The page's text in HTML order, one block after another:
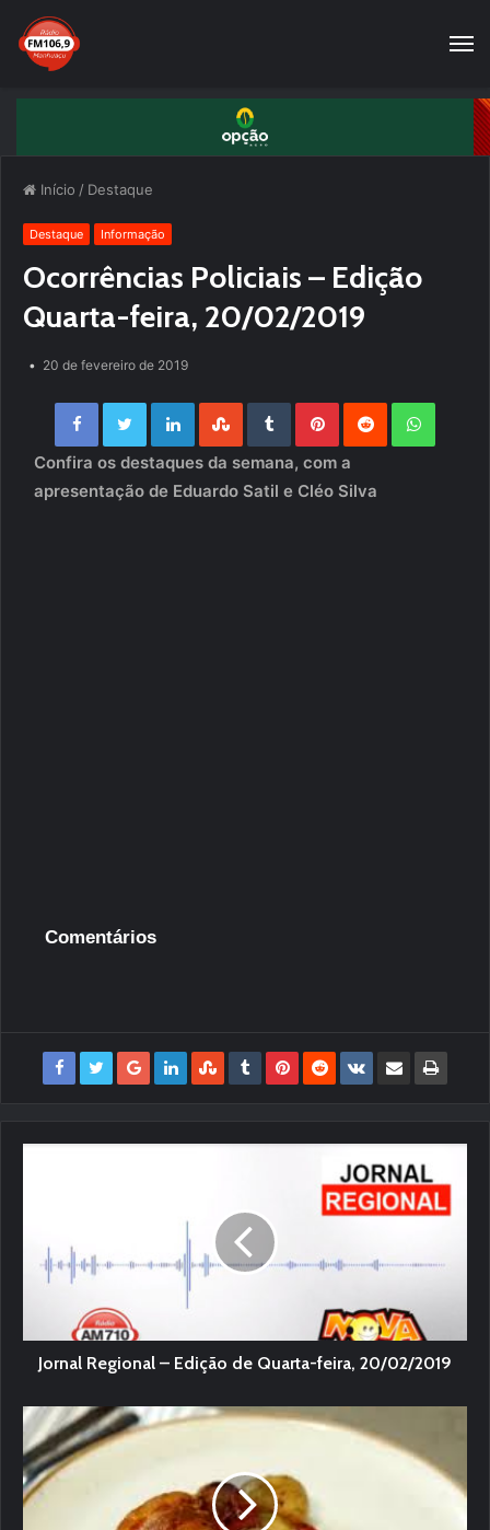
Início / Destaque
Destaque Informação
Ocorrências Policiais – Edição
Quarta-feira, 20/02/2019
20 de fevereiro de 2019
Facebook Twitter LinkedIn StumbleUpon Tumblr Pinterest Reddit
Confira os destaques da semana, com a
apresentação de Eduardo Satil e Cléo Silva
Comentários
Jornal Regional – Edição de Quarta-feira, 20/02/2019